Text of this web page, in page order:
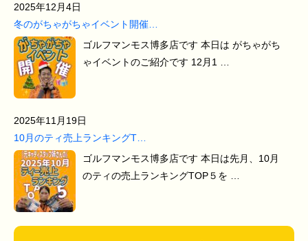
2025年12月4日
冬のがちゃがちゃイベント開催…
ゴルフマンモス博多店です 本日は がちゃがち
ゃイベントのご紹介です 12月1 …
2025年11月19日
10月のティ売上ランキングT…
ゴルフマンモス博多店です 本日は先月、10月
のティの売上ランキングTOP５を …